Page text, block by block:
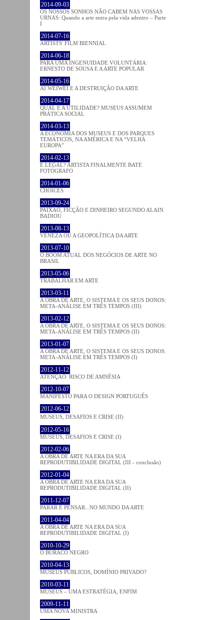
2014-09-03
OS NOSSOS SONHOS NÃO CABEM NAS VOSSAS
URNAS: Quando a arte entra pela vida adentro – Parte
I
2014-07-16
ARTISTS' FILM BIENNIAL
2014-06-18
PARA UMA INGENUIDADE VOLUNTÁRIA:
ERNESTO DE SOUSA E A ARTE POPULAR
2014-05-16
AI WEIWEI E A DESTRUIÇÃO DA ARTE
2014-04-17
QUAL É A UTILIDADE? MUSEUS ASSUMEM
PRÁTICA SOCIAL
2014-03-13
A ECONOMIA DOS MUSEUS E DOS PARQUES
TEMÁTICOS, NA AMÉRICA E NA “VELHA
EUROPA”
2014-02-13
É LEGAL? ARTISTA FINALMENTE BATE
FOTÓGRAFO
2014-01-06
CHOICES
2013-09-24
PAIXÃO, FICÇÃO E DINHEIRO SEGUNDO ALAIN
BADIOU
2013-08-13
VENEZA OU A GEOPOLÍTICA DA ARTE
2013-07-10
O BOOM ATUAL DOS NEGÓCIOS DE ARTE NO
BRASIL
2013-05-06
TRABALHAR EM ARTE
2013-03-11
A OBRA DE ARTE, O SISTEMA E OS SEUS DONOS:
META-ANÁLISE EM TRÊS TEMPOS (III)
2013-02-12
A OBRA DE ARTE, O SISTEMA E OS SEUS DONOS:
META-ANÁLISE EM TRÊS TEMPOS (II)
2013-01-07
A OBRA DE ARTE, O SISTEMA E OS SEUS DONOS.
META-ANÁLISE EM TRÊS TEMPOS (I)
2012-11-12
ATENÇÃO: RISCO DE AMNÉSIA
2012-10-07
MANIFESTO PARA O DESIGN PORTUGUÊS
2012-06-12
MUSEUS, DESAFIOS E CRISE (II)
2012-05-16
MUSEUS, DESAFIOS E CRISE (I)
2012-02-06
A OBRA DE ARTE NA ERA DA SUA
REPRODUTIBILIDADE DIGITAL (III - conclusão)
2012-01-04
A OBRA DE ARTE NA ERA DA SUA
REPRODUTIBILIDADE DIGITAL (II)
2011-12-07
PARAR E PENSAR...NO MUNDO DA ARTE
2011-04-04
A OBRA DE ARTE NA ERA DA SUA
REPRODUTIBILIDADE DIGITAL (I)
2010-10-29
O BURACO NEGRO
2010-04-13
MUSEUS PÚBLICOS, DOMÍNIO PRIVADO?
2010-03-11
MUSEUS – UMA ESTRATÉGIA, ENFIM
2009-11-11
UMA NOVA MINISTRA